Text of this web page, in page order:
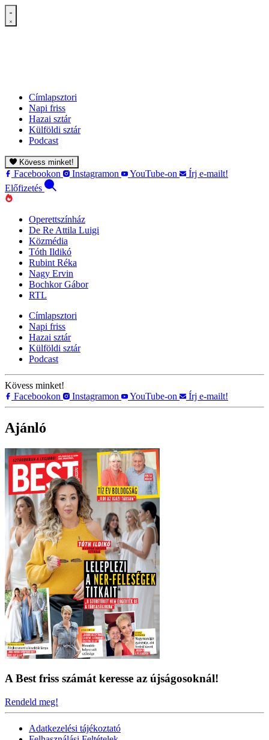
Címlapsztori
Napi friss
Hazai sztár
Külföldi sztár
Podcast
Kövess minket!
Facebookon Instagramon YouTube-on
Írj e-mailt!
Előfizetés
Operettszínház
De Re Attila Luigi
Közmédia
Tóth Ildikó
Rubint Réka
Nagy Ervin
Bochkor Gábor
RTL
Címlapsztori
Napi friss
Hazai sztár
Külföldi sztár
Podcast
Kövess minket!
Facebookon
Instagramon YouTube-on Írj e-mailt!
Ajánló
A Best friss számát keresse az újságosoknál!
Rendeld meg!
Adatkezelési tájékoztató